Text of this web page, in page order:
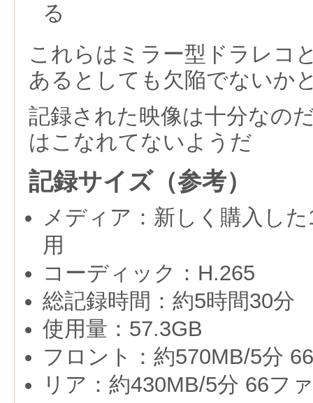
る
これらはミラー型ドラレコ
あるとしても欠陥でないか
記録された映像は十分なの
はこなれてないようだ
記録サイズ（参考）
メディア：新しく購入し
用
コーディック：H.265
総記録時間：約5時間30分
使用量：57.3GB
フロント：約570MB/5分
リア：約430MB/5分 66フ